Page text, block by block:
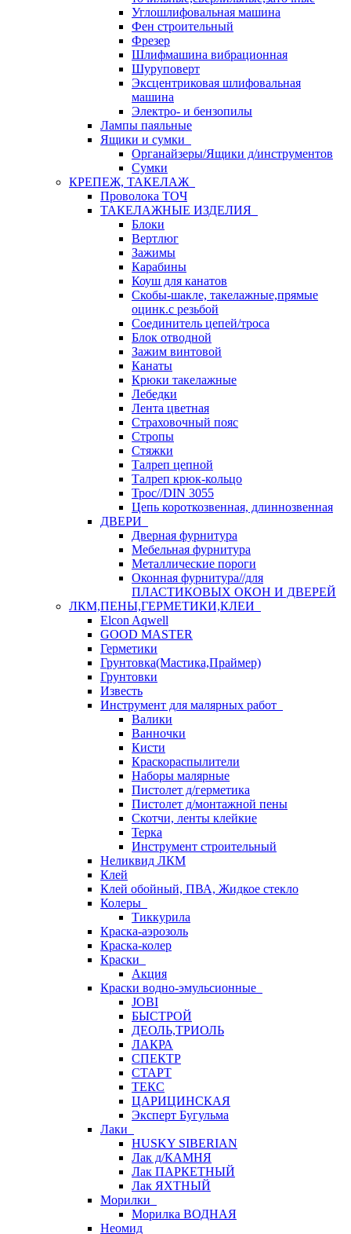
Углошлифовальная машина
Фен строительный
Фрезер
Шлифмашина вибрационная
Шуруповерт
Эксцентриковая шлифовальная
машина
Электро- и бензопилы
Лампы паяльные
Ящики и сумки
Органайзеры/Ящики д/инструментов
Сумки
КРЕПЕЖ, ТАКЕЛАЖ
Проволока ТОЧ
ТАКЕЛАЖНЫЕ ИЗДЕЛИЯ
Блоки
Вертлюг
Зажимы
Карабины
Коуш для канатов
Скобы-шакле, такелажные,прямые
оцинк.с резьбой
Соединитель цепей/троса
Блок отводной
Зажим винтовой
Канаты
Крюки такелажные
Лебедки
Лента цветная
Страховочный пояс
Стропы
Стяжки
Талреп цепной
Талреп крюк-кольцо
Трос//DIN 3055
Цепь короткозвенная, длиннозвенная
ДВЕРИ
Дверная фурнитура
Мебельная фурнитура
Металлические пороги
Оконная фурнитура//для
ПЛАСТИКОВЫХ ОКОН И ДВЕРЕЙ
ЛКМ,ПЕНЫ,ГЕРМЕТИКИ,КЛЕИ
Elcon Aqwell
GOOD MASTER
Герметики
Грунтовка(Мастика,Праймер)
Грунтовки
Известь
Инструмент для малярных работ
Валики
Ванночки
Кисти
Краскораспылители
Наборы малярные
Пистолет д/герметика
Пистолет д/монтажной пены
Скотчи, ленты клейкие
Терка
Инструмент строительный
Неликвид ЛКМ
Клей
Клей обойный, ПВА, Жидкое стекло
Колеры
Тиккурила
Краска-аэрозоль
Краска-колер
Краски
Акция
Краски водно-эмульсионные
JOBI
БЫСТРОЙ
ДЕОЛЬ,ТРИОЛЬ
ЛАКРА
СПЕКТР
СТАРТ
ТЕКС
ЦАРИЦИНСКАЯ
Эксперт Бугульма
Лаки
HUSKY SIBERIAN
Лак д/КАМНЯ
Лак ПАРКЕТНЫЙ
Лак ЯХТНЫЙ
Морилки
Морилка ВОДНАЯ
Неомид